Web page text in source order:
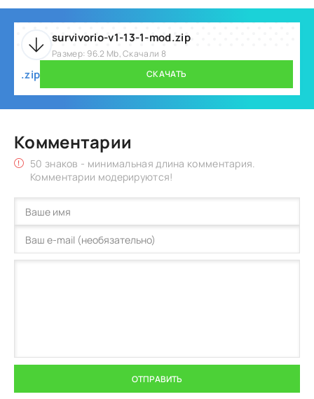
survivorio-v1-13-1-mod.zip
Размер: 96.2 Mb, Скачали 8
.zip СКАЧАТЬ
Комментарии
50 знаков - минимальная длина комментария.
Комментарии модерируются!
ОТПРАВИТЬ